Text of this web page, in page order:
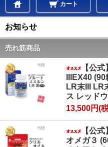
カート
お知らせ
売れ筋商品
【公
IIIEX40
LR末III LR
ス レッド
13,500円(
【公
オメガ３